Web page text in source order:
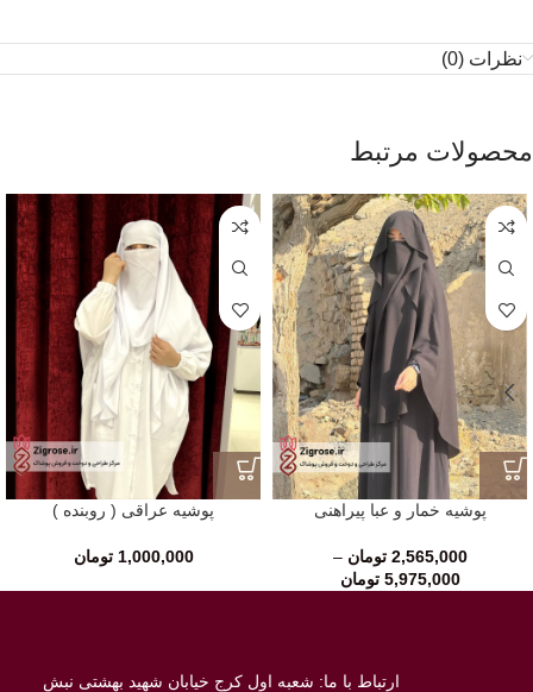
نظرات (0)
محصولات مرتبط
پوشیه خمار و عبا پیراهنی
2,565,000 تومان –
5,975,000 تومان
پوشیه عراقی ( روبنده )
1,000,000 تومان
ارتباط با ما: شعبه اول کرج خیابان شهید بهشتی نبش